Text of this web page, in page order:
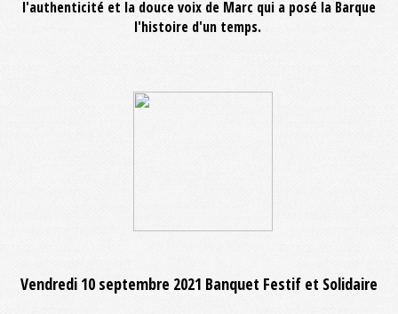
l'authenticité et la douce voix de Marc qui a posé la Barque
l'histoire d'un temps.
Vendredi 10 septembre 2021 Banquet Festif et Solidaire